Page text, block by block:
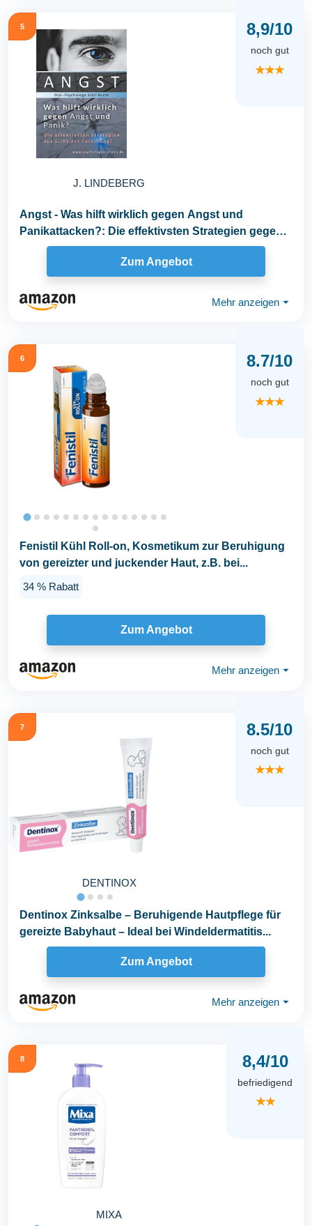
5
J. LINDEBERG
8,9/10
noch gut
★★★
Angst - Was hilft wirklich gegen Angst und
Panikattacken?: Die effektivsten Strategien gegen
Angst...
Zum Angebot
Mehr anzeigen ⏷
6 8.7/10
noch gut
★★★
Fenistil Kühl Roll-on, Kosmetikum zur Beruhigung
von gereizter und juckender Haut, z.B. bei...
34 % Rabatt
Zum Angebot
Mehr anzeigen ⏷
7
DENTINOX
8.5/10
noch gut
★★★
Dentinox Zinksalbe – Beruhigende Hautpflege für
gereizte Babyhaut – Ideal bei Windeldermatitis...
Zum Angebot
Mehr anzeigen ⏷
8
MIXA
8,4/10
befriedigend
★★